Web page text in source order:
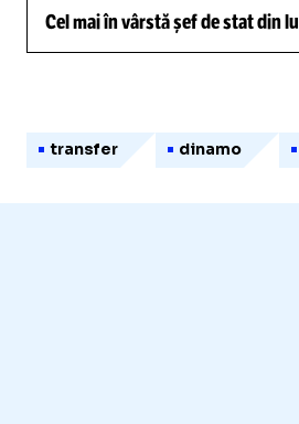
Cel mai în vârstă șef de stat din
transfer dinamo